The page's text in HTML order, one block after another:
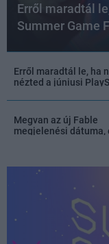
Erről maradtál
Summer Game
Erről maradtál le, ha
nézted a júniusi
Megvan az új Fable
megjelenési dátuma,